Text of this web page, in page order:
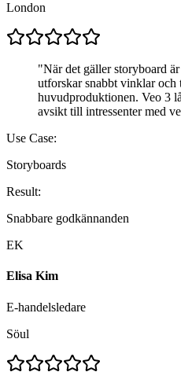
London
"När det gäller storyboard
utforskar snabbt vinklar och
huvudproduktionen. Veo 3
avsikt till intressenter med
Use Case:
Storyboards
Result:
Snabbare godkännanden
EK
Elisa Kim
E-handelsledare
Söul